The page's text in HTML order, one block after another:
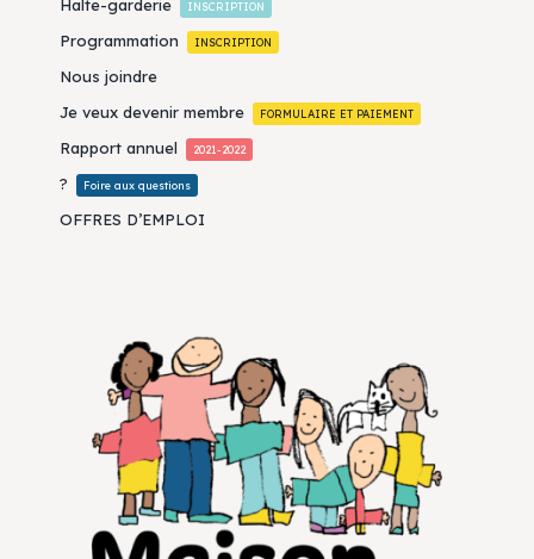
Halte-garderie
INSCRIPTION
Programmation INSCRIPTION
Nous joindre
Je veux devenir membre
FORMULAIRE ET PAIEMENT
Rapport annuel 2021-2022
? Foire aux questions
OFFRES D’EMPLOI